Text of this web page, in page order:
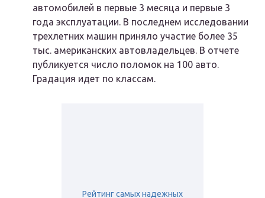
автомобилей в первые 3 месяца и первые 3
года эксплуатации. В последнем исследовании
трехлетних машин приняло участие более 35
тыс. американских автовладельцев. В отчете
публикуется число поломок на 100 авто.
Градация идет по классам.
Рейтинг самых надежных